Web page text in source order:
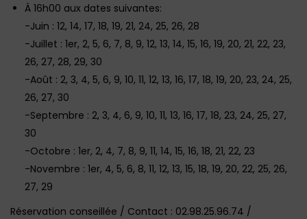
À 16h00 aux dates suivantes:
-Juin : 12, 14, 17, 18, 19, 21, 24, 25, 26, 28
-Juillet : 1er, 2, 5, 6, 7, 8, 9, 12, 13, 14, 15, 16, 19, 20, 21, 22, 23,
26, 27, 28, 29, 30
-Août : 2, 3, 4, 5, 6, 9, 10, 11, 12, 13, 16, 17, 18, 19, 20, 23, 24, 25,
26, 27, 30
-Septembre : 2, 3, 4, 6, 9, 10, 11, 13, 16, 17, 18, 23, 24, 25, 27,
30
-Octobre : 1er, 2, 4, 7, 8, 9, 11, 14, 15, 16, 18, 21, 22, 23
-Novembre : 1er, 4, 5, 6, 8, 11, 12, 13, 15, 18, 19, 20, 22, 25, 26,
27, 29
Réservation conseillée / Contact : 02.98.25.96.74 /